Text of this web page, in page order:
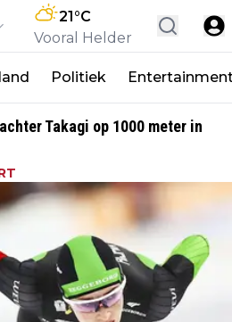
21°C
Vooral Helder
Politiek
Takagi op 1000 meter in